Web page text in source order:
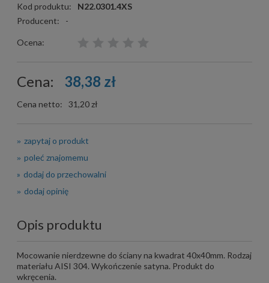
Kod produktu:
N22.0301.4XS
Producent:
-
Ocena:
Cena: 38,38 zł
Cena netto: 31,20 zł
zapytaj o produkt
poleć znajomemu
dodaj do przechowalni
dodaj opinię
Opis produktu
Mocowanie nierdzewne do ściany na kwadrat 40x40mm. Rodzaj
materiału AISI 304. Wykończenie satyna. Produkt do
wkręcenia.